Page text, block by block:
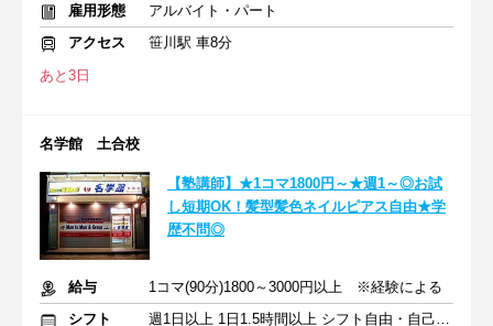
雇用形態
アルバイト・パート
アクセス
笹川駅 車8分
あと3日
名学館 土合校
【塾講師】★1コマ1800円～★週1～◎お試
し短期OK！髪型髪色ネイルピアス自由★学
歴不問◎
給与
1コマ(90分)1800～3000円以上 ※経験による
シフト
週1日以上 1日1.5時間以上 シフト自由・自己申告